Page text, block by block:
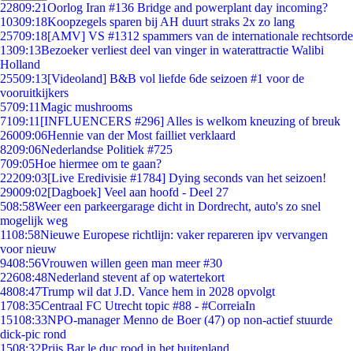
22809:21Oorlog Iran #136 Bridge and powerplant day incoming?
10309:18Koopzegels sparen bij AH duurt straks 2x zo lang
25709:18[AMV] VS #1312 spammers van de internationale rechtsorde
1309:13Bezoeker verliest deel van vinger in waterattractie Walibi
Holland
25509:13[Videoland] B&B vol liefde 6de seizoen #1 voor de
vooruitkijkers
5709:11Magic mushrooms
7109:11 [INFLUENCERS #296] Alles is welkom kneuzing of breuk
26009:06Hennie van der Most failliet verklaard
8209:06Nederlandse Politiek #725
709:05Hoe hiermee om te gaan?
22209:03[Live Eredivisie #1784] Dying seconds van het seizoen!
29009:02[Dagboek] Veel aan hoofd - Deel 27
508:58Weer een parkeergarage dicht in Dordrecht, auto's zo snel
mogelijk weg
1108:58Nieuwe Europese richtlijn: vaker repareren ipv vervangen
voor nieuw
9408:56Vrouwen willen geen man meer #30
22608:48Nederland stevent af op watertekort
4808:47Trump wil dat J.D. Vance hem in 2028 opvolgt
1708:35Centraal FC Utrecht topic #88 - #CorreiaIn
15108:33NPO-manager Menno de Boer (47) op non-actief stuurde
dick-pic rond
1508:32Prijs Bar le duc rood in het buitenland